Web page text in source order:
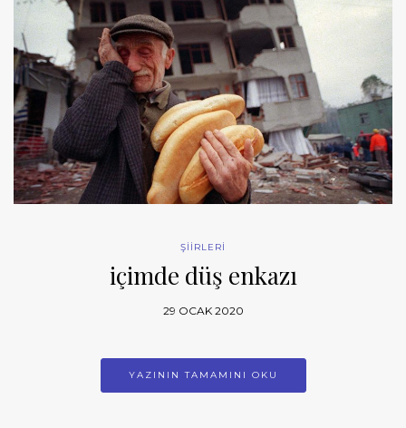
ŞİİRLERİ
içimde düş enkazı
29 OCAK 2020
YAZININ TAMAMINI OKU